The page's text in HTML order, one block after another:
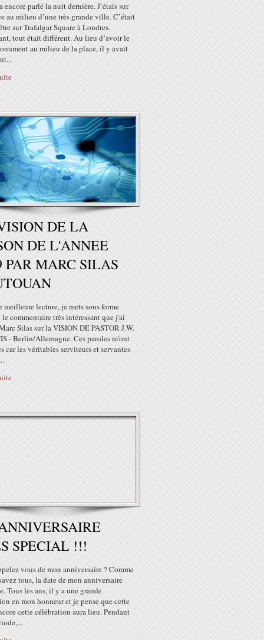
encore parlé la nuit dernière. J’étais sur
au milieu d’une très grande ville. C’était
sur Trafalgar Square à Londres.
tout était différent. Au lieu d’avoir le
au milieu de la place, il y avait
DE LA
DE L'ANNEE
PAR MARC SILAS
meilleure lecture, je mets sous forme
le commentaire très intéressant que j'ai
Silas sur la VISION DE PASTOR J.W.
- Berlin/Allemagne. Ces paroles m'ont
car les véritables serviteurs et servantes
SPECIAL !!!
vous de mon anniversaire ? Comme
tous, la date de mon anniversaire
Tous les ans, il y a une grande
en mon honneur et je pense que cette
cette célébration aura lieu. Pendant